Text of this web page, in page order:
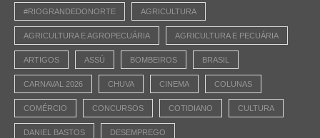
#RIOGRANDEDONORTE AGRICULTURA
AGRICULTURA E AGROPECUÁRIA AGRICULTURA E PECUÁRIA
ARTIGOS ASSÚ BOMBEIROS BRASIL
CARNAVAL 2026 CHUVA CINEMA COLUNAS
COMÉRCIO CONCURSOS COTIDIANO CULTURA
DANIEL BASTOS DESEMPREGO